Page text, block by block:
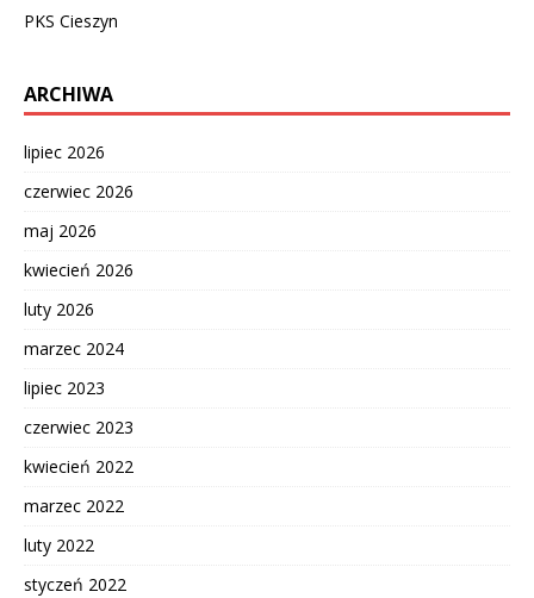
PKS Cieszyn
ARCHIWA
lipiec 2026
czerwiec 2026
maj 2026
kwiecień 2026
luty 2026
marzec 2024
lipiec 2023
czerwiec 2023
kwiecień 2022
marzec 2022
luty 2022
styczeń 2022